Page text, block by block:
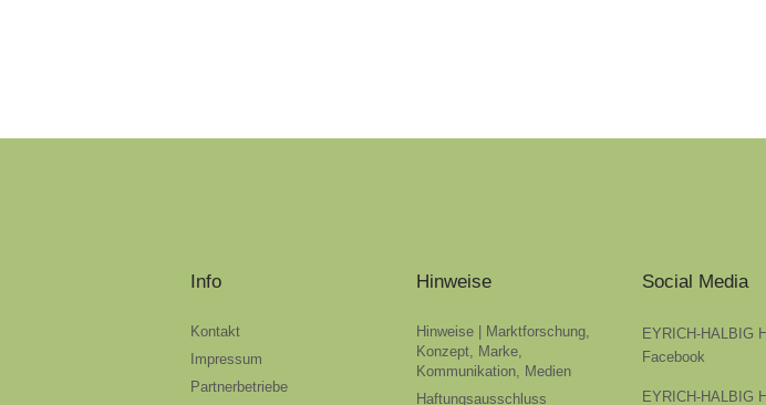
Info
Kontakt
Impressum
Partnerbetriebe
Hinweise
Hinweise | Marktforschung,
Konzept, Marke,
Kommunikation, Medien
Haftungsausschluss
Social Media
EYRICH-HALBIG
Facebook
EYRICH-HALBIG